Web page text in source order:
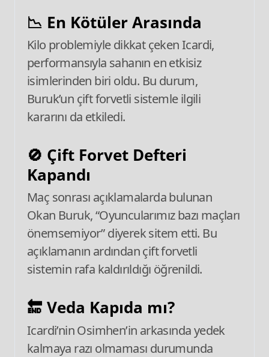
📉 En Kötüler Arasında
Kilo problemiyle dikkat çeken Icardi,
performansıyla sahanın en etkisiz
isimlerinden biri oldu. Bu durum,
Buruk’un çift forvetli sistemle ilgili
kararını da etkiledi.
🚫 Çift Forvet Defteri
Kapandı
Maç sonrası açıklamalarda bulunan
Okan Buruk, “Oyuncularımız bazı maçları
önemsemiyor” diyerek sitem etti. Bu
açıklamanın ardından çift forvetli
sistemin rafa kaldırıldığı öğrenildi.
🔚 Veda Kapıda mı?
Icardi’nin Osimhen’in arkasında yedek
kalmaya razı olmaması durumunda